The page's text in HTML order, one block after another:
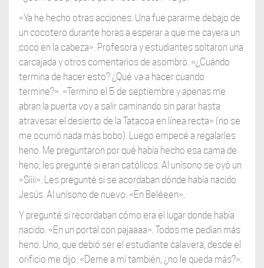
«Ya he hecho otras acciones. Una fue pararme debajo de
un cocotero durante horas a esperar a que me cayera un
coco en la cabeza». Profesora y estudiantes soltaron una
carcajada y otros comentarios de asombro. «¿Cuándo
termina de hacer esto? ¿Qué va a hacer cuando
termine?». «Termino el 5 de septiembre y apenas me
abran la puerta voy a salir caminando sin parar hasta
atravesar el desierto de la Tatacoa en línea recta» (no se
me ocurrió nada más bobo). Luego empecé a regalarles
heno. Me preguntaron por qué había hecho esa cama de
heno; les pregunté si eran católicos. Al unísono se oyó un
«Síiii». Les pregunté si se acordaban dónde había nacido
Jesús. Al unísono de nuevo: «En Beléeen».
Y pregunté si recordaban cómo era el lugar donde había
nacido. «En un portal con pajaaaa». Todos me pedían más
heno. Uno, que debió ser el estudiante calavera, desde el
orificio me dijo: «Deme a mí también, ¿no le queda más?».